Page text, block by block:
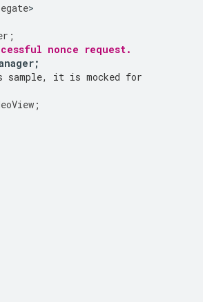
;
nonce request.
;
sample, it is mocked for
;